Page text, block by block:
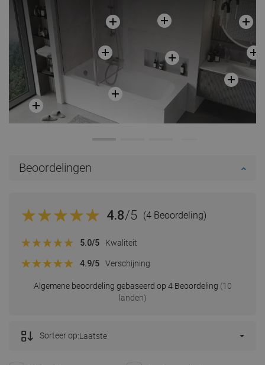
Beoordelingen
4.8/5 (4 Beoordeling)
Algemene beoordeling gebaseerd op 4 Beoordeling (10
landen)
5.0/5 Kwaliteit
4.9/5 Verschijning
Sorteer op:Laatste